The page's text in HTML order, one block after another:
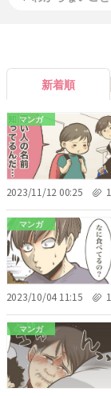
新着順
マンガ
2023/11/12 00:25 1
マンガ
2023/10/04 11:15 1
マンガ